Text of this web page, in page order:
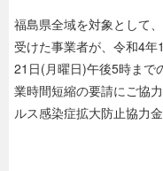
福島県全域を対象として
受けた事業者が、令和4
21日(月曜日)午後5時まで
業時間短縮の要請にご協
ルス感染症拡大防止協力